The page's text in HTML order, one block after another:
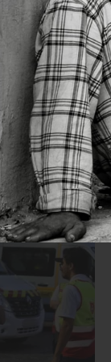
de